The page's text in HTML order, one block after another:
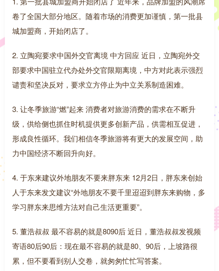
卷了全国大部分地区。随着市场的消费更加谨慎，第一批县
城加盟商，开始闭店了。
2. 立陶宛要求中国外交官离境 中方回应 近日，立陶宛外交
部要求中国驻立代办处外交官限期离境，中方对此表示强烈
谴责和坚决反对，要求立方停止为中立关系制造困难。
3. 让冬季旅游“燃”起来 消费者对旅游消费的需求在不断升
级，供给侧也抓住时机提供更多创新产品，供需相互促进，
形成良性循环。我们相信冬季旅游将有更大的发展空间，助
力中国经济不断回升向好。
4. 于东来建议外地朋友不要来胖东来 12月2日，胖东来创始
人于东来发文建议“外地朋友不要千里迢迢到胖东来购物，多
学习胖东来思维方法对自己生活更重要”。
5. 董浩叔叔 最不容易的就是8090后 近日，董浩叔叔发视频
寄语80后90后：现在最不容易的就是80、90后，上坡路很
累，但不要看到别人交卷，就匆匆忙忙写答案。